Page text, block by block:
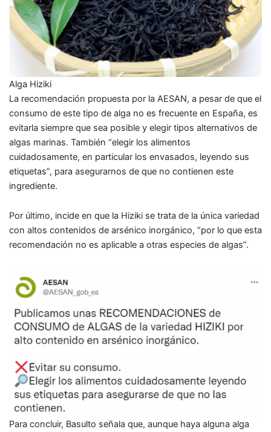
Alga Hiziki
La recomendación propuesta por la AESAN, a pesar de que el
consumo de este tipo de alga no es frecuente en España, es
evitarla siempre que sea posible y elegir tipos alternativos de
algas marinas. También “elegir los alimentos
cuidadosamente, en particular los envasados, leyendo sus
etiquetas”, para asegurarnos de que no contienen este
ingrediente.
Por último, incide en que la Hiziki se trata de la única variedad
con altos contenidos de arsénico inorgánico, “por lo que esta
recomendación no es aplicable a otras especies de algas”.
Para concluir, Basulto señala que, aunque haya alguna alga